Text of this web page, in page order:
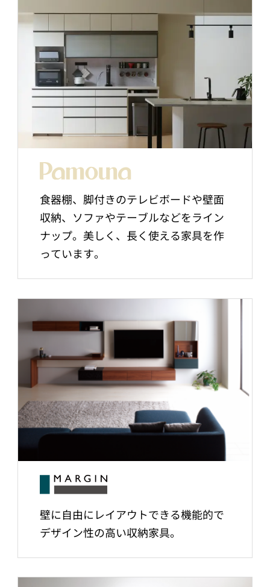
食器棚、脚付きのテレビボードや壁面
収納、ソファやテーブルなどをライン
ナップ。美しく、長く使える家具を作
っています。
壁に自由にレイアウトできる機能的で
デザイン性の高い収納家具。